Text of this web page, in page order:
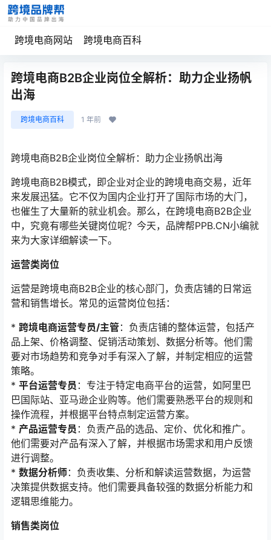
跨境电商网站 跨境电商百科
跨境电商B2B企业岗位全解析：助力企业扬帆
出海
跨境电商百科 1 年前
跨境电商B2B企业岗位全解析：助力企业扬帆出海
跨境电商B2B模式，即企业对企业的跨境电商交易，近年
来发展迅猛。它不仅为国内企业打开了国际市场的大门，
也催生了大量新的就业机会。那么，在跨境电商B2B企业
中，究竟有哪些关键岗位呢？今天，品牌帮PPB.CN小编就
来为大家详细解读一下。
运营类岗位
运营是跨境电商B2B企业的核心部门，负责店铺的日常运
营和销售增长。常见的运营岗位包括：
* 跨境电商运营专员/主管：负责店铺的整体运营，包括产
品上架、价格调整、促销活动策划、数据分析等。他们需
要对市场趋势和竞争对手有深入了解，并制定相应的运营
策略。
* 平台运营专员 ：专注于特定电商平台的运营，如阿里巴
巴国际站、亚马逊企业购等。他们需要熟悉平台的规则和
操作流程，并根据平台特点制定运营方案。
* 产品运营专员 ：负责产品的选品、定价、优化和推广。
他们需要对产品有深入了解，并根据市场需求和用户反馈
进行调整。
* 数据分析师：负责收集、分析和解读运营数据，为运营
决策提供数据支持。他们需要具备较强的数据分析能力和
逻辑思维能力。
销售类岗位